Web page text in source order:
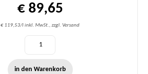
€ 89,65
€ 119,53/l inkl. MwSt., zzgl. Versand
in den Warenkorb